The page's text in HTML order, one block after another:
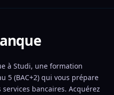
à Studi, une formation
5 (BAC+2) qui vous prépare
bancaires. Acquérez